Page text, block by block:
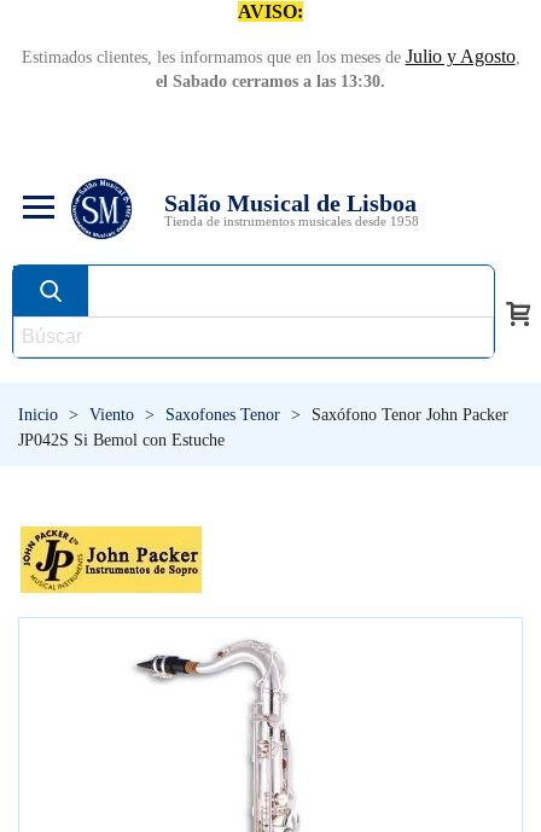
AVISO:
Estimados clientes, les informamos que en los meses de Julio y Agosto,
el Sabado cerramos a las 13:30.
Salão Musical de Lisboa
Tienda de instrumentos musicales desde 1958
Inicio > Viento > Saxofones Tenor >
Saxófono Tenor John Packer
JP042S Si Bemol con Estuche